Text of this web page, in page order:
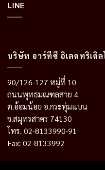
LINE
บริษัท อาร์ทีซี อิเลคทริเคิล
90/126-127 หมู่ที่ 10
ถนนพุทธมณฑลสาย 4
ต.อ้อมน้อย อ.กระทุ่มแบน
จ.สมุทรสาคร 74130
โทร. 02-8133990-91
Fax: 02-8133992